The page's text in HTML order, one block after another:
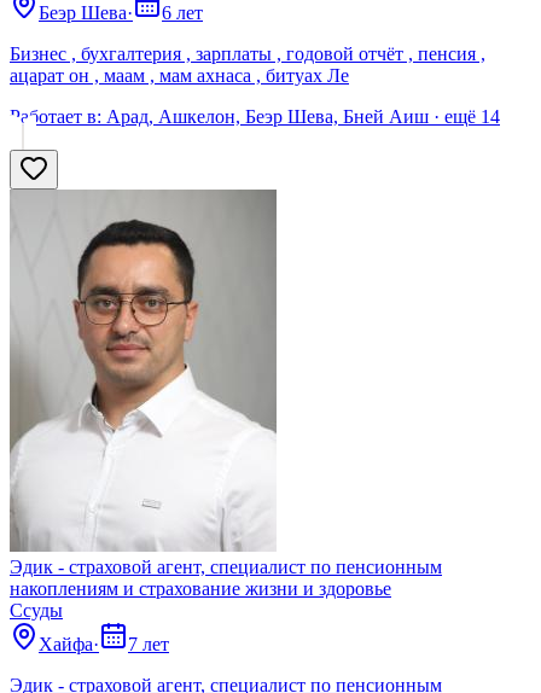
Беэр Шева·
6 лет
Бизнес , бухгалтерия , зарплаты , годовой отчёт , пенсия ,
ацарат он , маам , мам ахнаса , битуах Ле
Работает в: Арад, Ашкелон, Беэр Шева, Бней Аиш · ещё 14
Эдик - страховой агент, специалист по пенсионным
накоплениям и страхование жизни и здоровье
Ссуды
Хайфа·
7 лет
Эдик - страховой агент, специалист по пенсионным